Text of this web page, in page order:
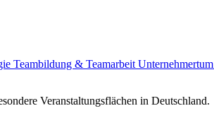
Teambildung & Teamarbeit Unternehmertum
Veranstaltungsflächen in Deutschland.